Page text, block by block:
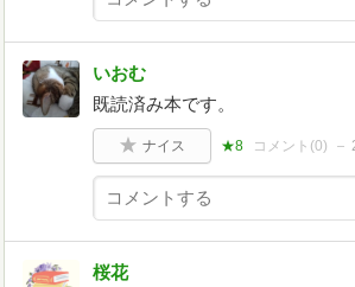
いおむ
既読済み本です。
ナイス ★8 コメント(0)
桜花